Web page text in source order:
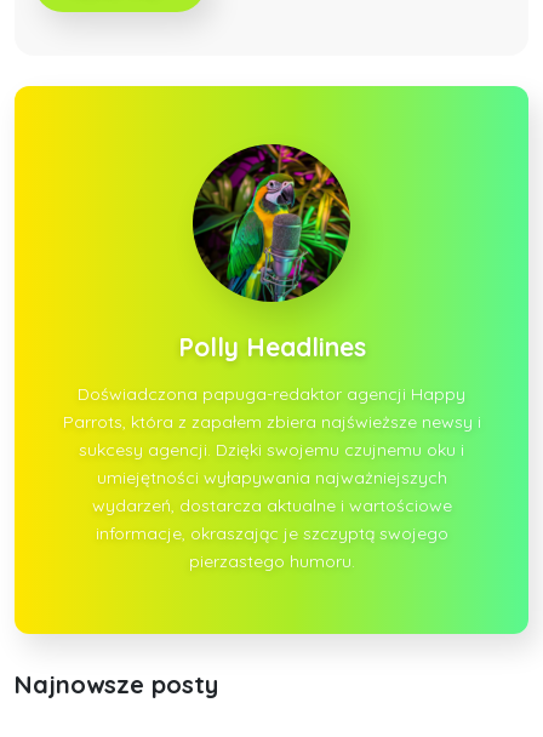
Polly Headlines
Doświadczona papuga-redaktor agencji Happy
Parrots, która z zapałem zbiera najświeższe newsy i
sukcesy agencji. Dzięki swojemu czujnemu oku i
umiejętności wyłapywania najważniejszych
wydarzeń, dostarcza aktualne i wartościowe
informacje, okraszając je szczyptą swojego
pierzastego humoru.
Najnowsze posty